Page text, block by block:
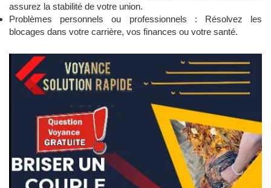
assurez la stabilité de votre union.
Problèmes personnels ou professionnels : Résolvez les
blocages dans votre carrière, vos finances ou votre santé.